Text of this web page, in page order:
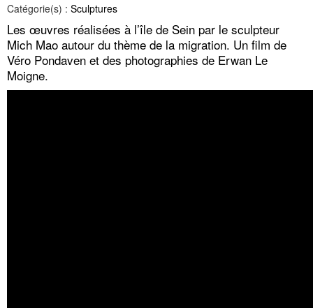
Catégorie(s) : Sculptures
Les œuvres réalisées à l’île de Sein par le sculpteur
Mich Mao autour du thème de la migration. Un film de
Véro Pondaven et des photographies de Erwan Le
Moigne.